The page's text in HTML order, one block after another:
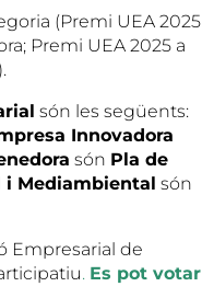
(Premi UEA 2025
Premi UEA 2025 a
són les següents:
Innovadora
són Pla de
i Mediambiental són
Empresarial de
. Es pot votar